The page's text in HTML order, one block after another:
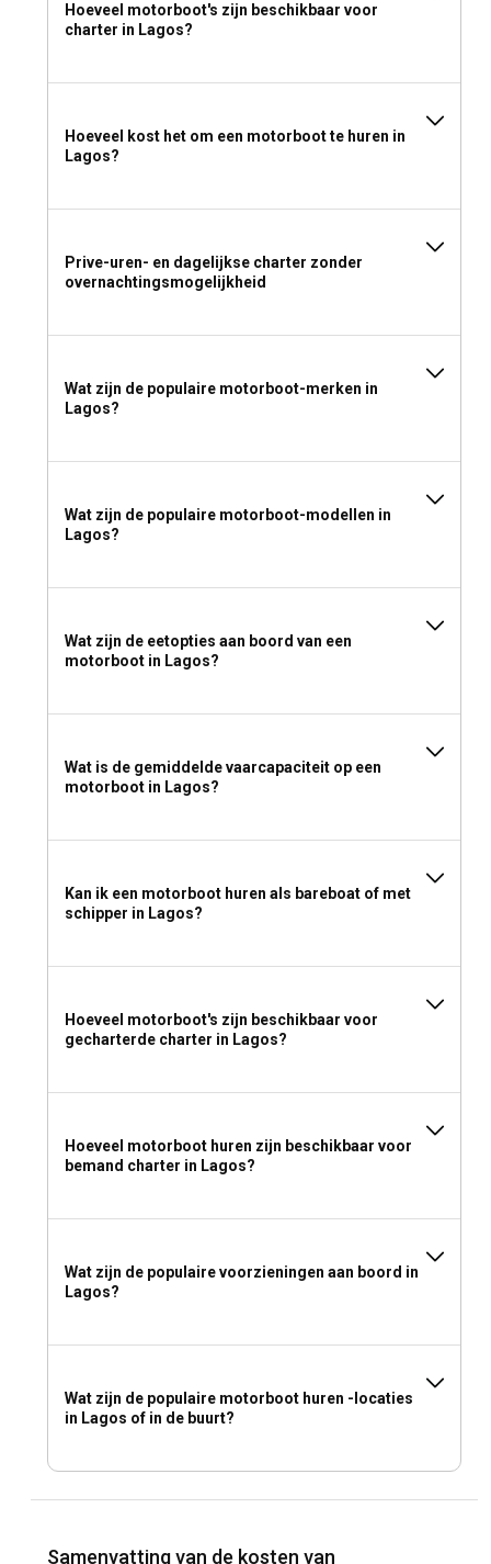
Hoeveel motorboot's zijn beschikbaar voor
charter in Lagos?
Hoeveel kost het om een motorboot te huren in
Lagos?
Prive-uren- en dagelijkse charter zonder
overnachtingsmogelijkheid
Wat zijn de populaire motorboot-merken in
Lagos?
Wat zijn de populaire motorboot-modellen in
Lagos?
Wat zijn de eetopties aan boord van een
motorboot in Lagos?
Wat is de gemiddelde vaarcapaciteit op een
motorboot in Lagos?
Kan ik een motorboot huren als bareboat of met
schipper in Lagos?
Hoeveel motorboot's zijn beschikbaar voor
gecharterde charter in Lagos?
Hoeveel motorboot huren zijn beschikbaar voor
bemand charter in Lagos?
Wat zijn de populaire voorzieningen aan boord in
Lagos?
Wat zijn de populaire motorboot huren -locaties
in Lagos of in de buurt?
Samenvatting van de kosten van